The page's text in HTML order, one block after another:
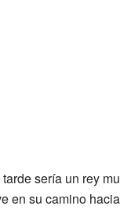
sería un rey
en su camino